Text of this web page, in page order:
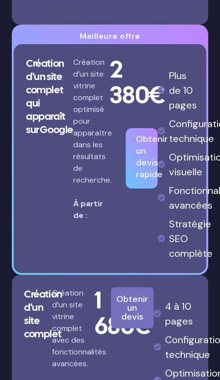
Meilleure offre
Création
d'un site
complet
qui
apparaît
sur Google
Création
d’un site
vitrine
complet
optimisé
pour
apparaître
dans les
résultats
de
recherche.
À partir
de :
2
380€
Obtenir
un
devis
rapide
Plus
de 10
pages
technique
visuelle
avancées
Stratégie
SEO
complète
Création
d'un
site
complet
Création
d’un site
vitrine
complet
avec des
fonctionnalités
avancées.
1
680€
Obtenir
un
devis
4 à 10
pages
technique